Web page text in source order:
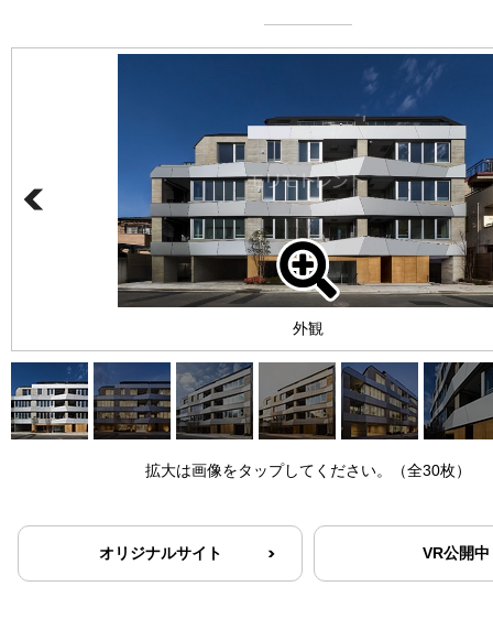
外観
拡大は画像をタップしてください。（全30枚）
オリジナルサイト VR公開中